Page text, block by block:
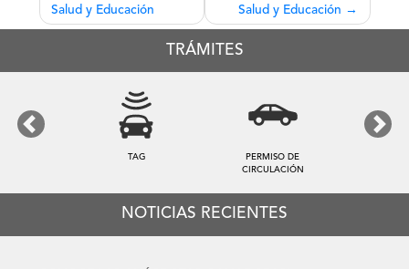
entradas
Salud y Educación
Salud y Educación
TRÁMITES
TAG
PERMISO DE
CIRCULACIÓN
Previous Next
NOTICIAS RECIENTES